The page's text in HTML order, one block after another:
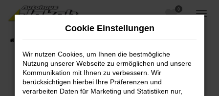
Zum
Hauptinhalt
0
Fehler: Network Error
Cookie Einstellungen
Wir nutzen Cookies, um Ihnen die bestmögliche
Nutzung unserer Webseite zu ermöglichen und unsere
Kommunikation mit Ihnen zu verbessern. Wir
berücksichtigen hierbei Ihre Präferenzen und
verarbeiten Daten für Marketing und Statistiken nur,